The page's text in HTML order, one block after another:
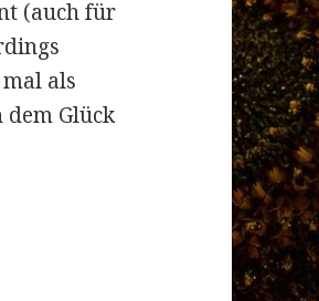
(auch für
als
dem Glück